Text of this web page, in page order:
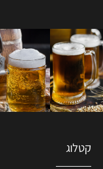
קטלוג